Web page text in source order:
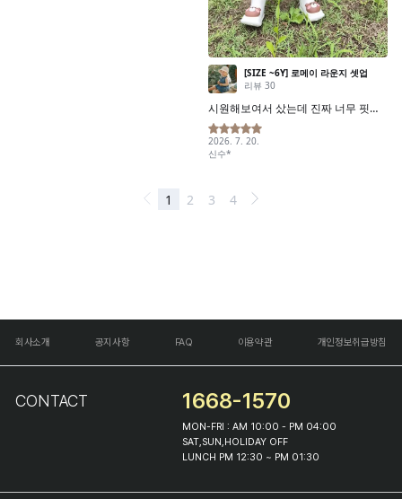
회사소개 공지사항 FAQ 이용약관 개인정보취급방침
CONTACT 1668-1570
MON-FRI : AM 10:00 - PM 04:00
SAT,SUN,HOLIDAY OFF
LUNCH PM 12:30 ~ PM 01:30